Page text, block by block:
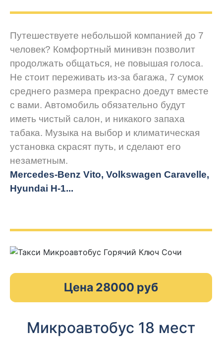
Путешествуете небольшой компанией до 7
человек? Комфортный минивэн позволит
продолжать общаться, не повышая голоса.
Не стоит переживать из-за багажа, 7 сумок
среднего размера прекрасно доедут вместе
с вами. Автомобиль обязательно будут
иметь чистый салон, и никакого запаха
табака. Музыка на выбор и климатическая
установка скрасят путь, и сделают его
незаметным.
Mercedes-Benz Vito, Volkswagen Caravelle,
Hyundai H-1...
Цена 28000 руб
Микроавтобус 18 мест